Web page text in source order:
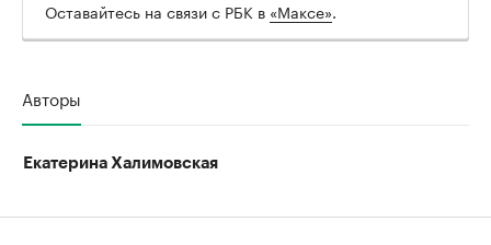
Оставайтесь на связи с РБК в «Максе».
Авторы
Екатерина Халимовская